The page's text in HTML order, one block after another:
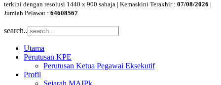
terkini dengan resolusi 1440 x 900 sahaja | Kemaskini Terakhir : 07/08/2026 |
Jumlah Pelawat : 64608567
search..
Utama
Perutusan KPE
Perutusan Ketua Pegawai Eksekutif
Profil